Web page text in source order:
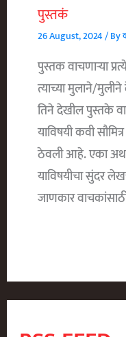
पुस्तकं
26 August, 2024/ By
पुस्तक वाचणाऱ्या
त्याच्या मुलाने/
तिने देखील पुस्तके
याविषयी कवी
ठेवली आहे. एका
याविषयीचा सुंदर
जाणकार